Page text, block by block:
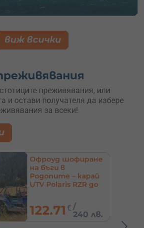
виж всички
преживявания, или
и остави получателя да избере
за всеки!
Падълбординг
(SUP) край София,
Пловдив и още
40€ 78.23 лв.